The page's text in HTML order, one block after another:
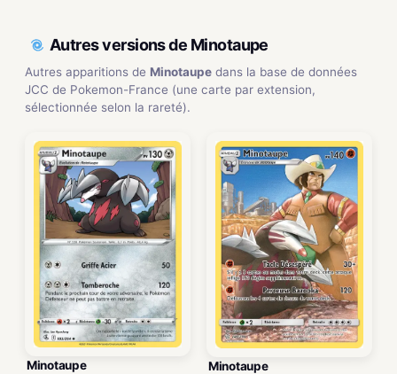
Autres versions de Minotaupe
Autres apparitions de Minotaupe dans la base de données
JCC de Pokemon-France (une carte par extension,
sélectionnée selon la rareté).
Minotaupe Minotaupe